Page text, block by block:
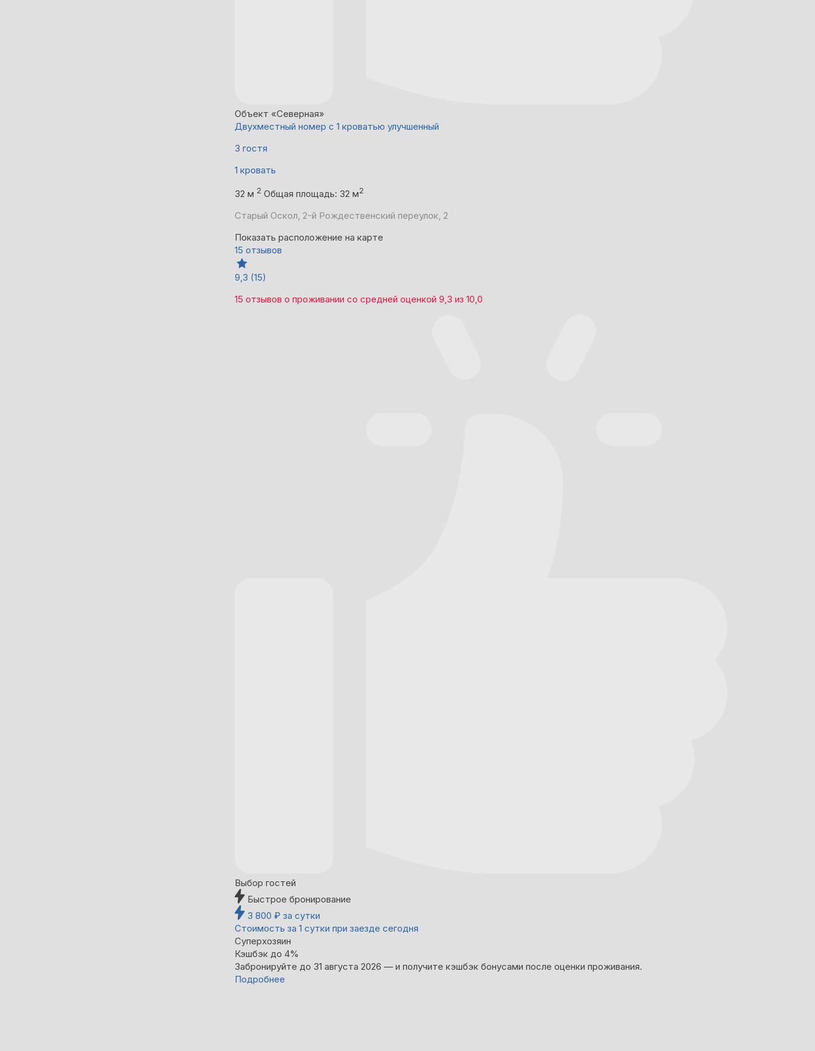
Объект «Северная»
Двухместный номер с 1 кроватью улучшенный
3 гостя
1 кровать
32 м 2 Общая площадь: 32 м2
Старый Оскол, 2-й Рождественский переулок, 2
Показать расположение на карте
15 отзывов
9,3 (15)
15 отзывов о проживании со средней оценкой 9,3 из 10,0
Выбор гостей
Быстрое бронирование
3 800 ₽ за сутки
Стоимость за 1 сутки при заезде сегодня
Суперхозяин
Кэшбэк до 4%
Забронируйте до 31 августа 2026 — и получите кэшбэк бонусами после оценки проживания.
Подробнее